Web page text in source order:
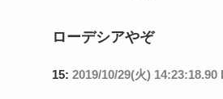
ローデシアやぞ
15: 2019/10/29(火)